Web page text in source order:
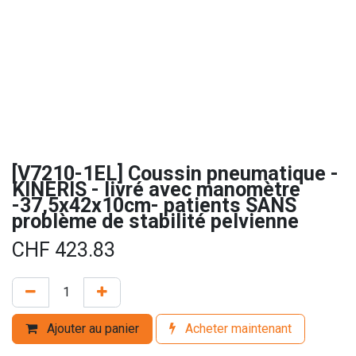
[V7210-1EL] Coussin pneumatique -
KINERIS - livré avec manomètre
-37,5x42x10cm- patients SANS
problème de stabilité pelvienne
CHF 423.83
Ajouter au panier Acheter maintenant